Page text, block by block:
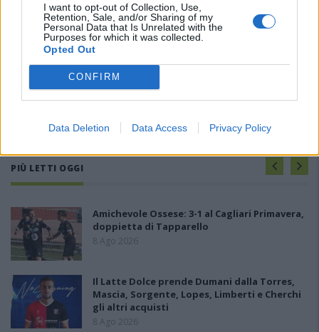
I want to opt-out of Collection, Use,
Retention, Sale, and/or Sharing of my
Personal Data that Is Unrelated with the
Purposes for which it was collected.
Opted Out
CONFIRM
Data Deletion Data Access Privacy Policy
PIÙ LETTI OGGI
Amichevole Ossese: 3-1 al Cagliari Primavera,
doppietta di Tapparello
8 Ago 2026
Il Latte Dolce prende Dumani dalla Torres,
Mascia, Sorgente, Lopes, Limberti e Cherchi
gli altri acquisti
8 Ago 2026